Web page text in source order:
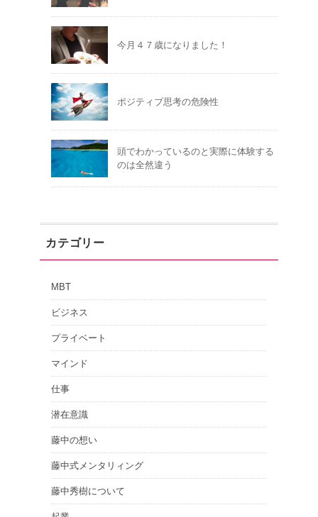
今月４７歳になりました！
ポジティブ思考の危険性
頭でわかっているのと実際に体験する
のは全然違う
カテゴリー
MBT
ビジネス
プライベート
マインド
仕事
潜在意識
藤中の想い
藤中式メンタリィング
藤中秀樹について